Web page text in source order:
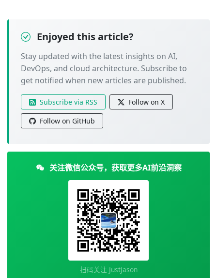
Enjoyed this article?
Stay updated with the latest insights on AI,
DevOps, and cloud architecture. Subscribe to
get notified when new articles are published.
Subscribe via RSS Follow on X
Follow on GitHub
关注微信公众号，获取更多AI前沿洞察
扫码关注 JustJason